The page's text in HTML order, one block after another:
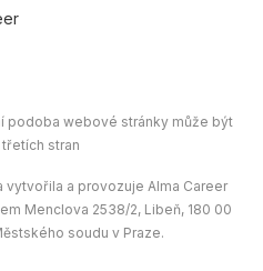
podoba webové stránky může být
stran
a provozuje Alma Career
Menclova 2538/2, Libeň, 180 00
soudu v Praze.